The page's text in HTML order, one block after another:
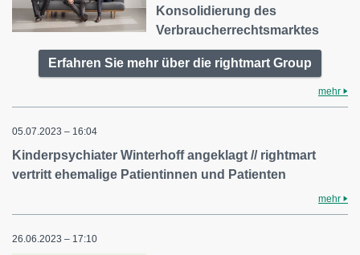
Konsolidierung des
Verbraucherrechtsmarktes
Erfahren Sie mehr über die rightmart Group
mehr
05.07.2023 – 16:04
Kinderpsychiater Winterhoff angeklagt // rightmart
vertritt ehemalige Patientinnen und Patienten
mehr
26.06.2023 – 17:10